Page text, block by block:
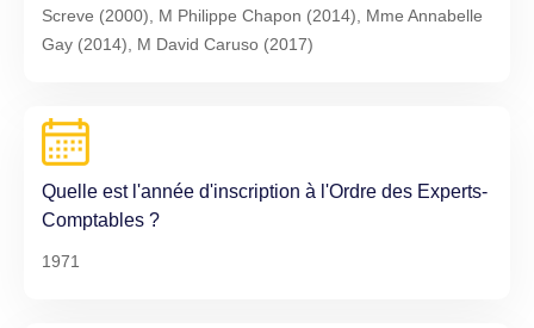
Screve (2000), M Philippe Chapon (2014), Mme Annabelle
Gay (2014), M David Caruso (2017)
Quelle est l'année d'inscription à l'Ordre des Experts-
Comptables ?
1971